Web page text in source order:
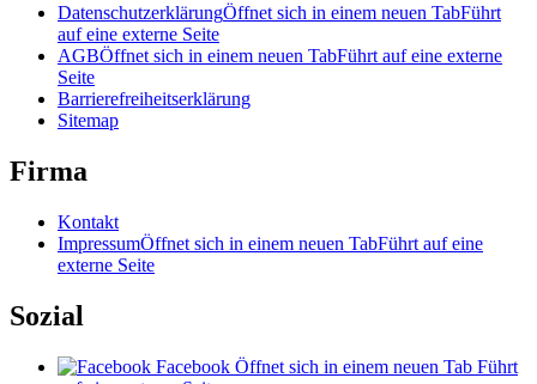
DatenschutzerklärungÖffnet sich in einem neuen TabFührt
auf eine externe Seite
AGBÖffnet sich in einem neuen TabFührt auf eine externe
Seite
Barrierefreiheitserklärung
Sitemap
Firma
Kontakt
ImpressumÖffnet sich in einem neuen TabFührt auf eine
externe Seite
Sozial
Facebook Öffnet sich in einem neuen Tab Führt